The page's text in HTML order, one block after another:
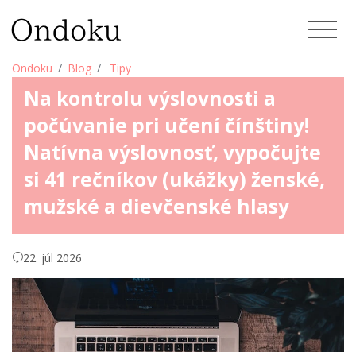
Ondoku Blog Tipy
Na kontrolu výslovnosti a
počúvanie pri učení čínštiny!
Natívna výslovnosť, vypočujte
si 41 rečníkov (ukážky) ženské,
mužské a dievčenské hlasy
22. júl 2026